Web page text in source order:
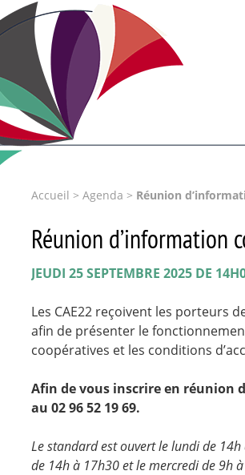
Accueil > Agenda > Réunion
Réunion d’information
JEUDI 25 SEPTEMBRE 2025 DE
Les CAE22 reçoivent les porteurs
afin de présenter le
coopératives et les conditions
Afin de vous inscrire en réunion
au 02 96 52 19 69.
Le standard est ouvert le lundi de
de 14h à 17h30 et le mercredi de 9h